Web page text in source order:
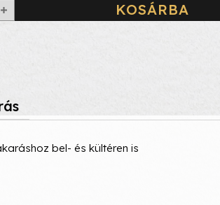
KOSÁRBA
bel- és kültéren is